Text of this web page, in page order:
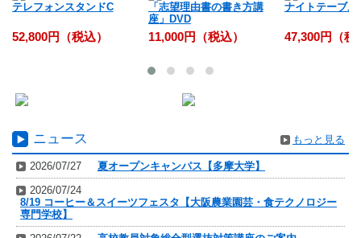
テレフォンスタンドC
52,800円（税込）
「志望理由書の書き方講
座」DVD
11,000円（税込）
ナイトテーブル
47,300円（税
ニュース もっと見る
2026/07/27
夏オープンキャンパス【多摩大学】
2026/07/24
8/19 コーヒー＆スイーツフェスタ【大阪農業園芸・食テクノロジー
専門学校】